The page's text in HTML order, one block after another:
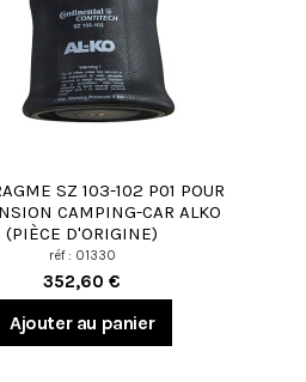
SZ 103-102 P01 POUR
CAMPING-CAR ALKO
(PIÈCE D'ORIGINE)
réf : 01330
352,60 €
Ajouter au panier